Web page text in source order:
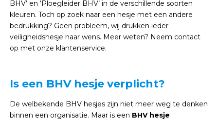
BHV’ en ‘Ploegleider BHV’ in de verschillende soorten
kleuren. Toch op zoek naar een hesje met een andere
bedrukking? Geen probleem, wij drukken ieder
veiligheidshesje naar wens. Meer weten? Neem contact
op met onze klantenservice.
Is een BHV hesje verplicht?
De welbekende BHV hesjes zijn niet meer weg te denken
binnen een organisatie. Maar is een BHV hesje